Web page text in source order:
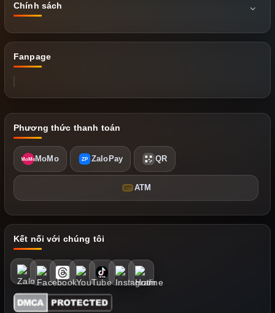
Chính sách
Fanpage
Phương thức thanh toán
MoMo MoMo ZP ZaloPay QR
ATM
Kết nối với chúng tôi